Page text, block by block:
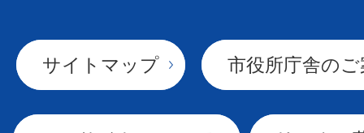
サイトマップ 市役所庁舎の